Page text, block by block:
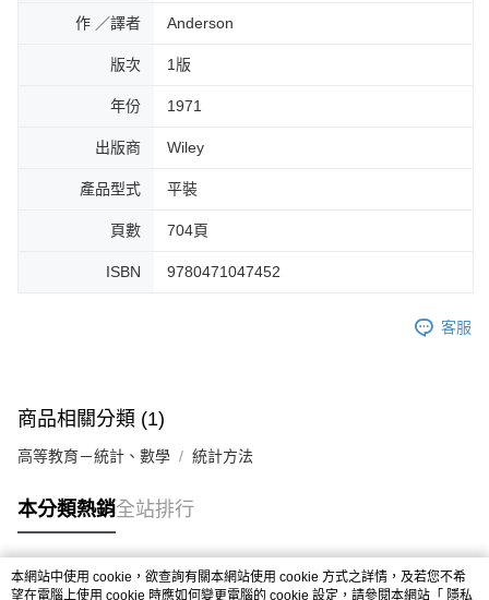
作 ／譯者 Anderson
版次 1版
年份 1971
出版商 Wiley
產品型式 平裝
頁數 704頁
ISBN 9780471047452
客服
商品相關分類 (1)
高等教育－統計、數學 統計方法
本分類熱銷全站排行
熱門標籤
本網站中使用 cookie，欲查詢有關本網站使用 cookie 方式之詳情，及若您不希
望在電腦上使用 cookie 時應如何變更電腦的 cookie 設定，請參閱本網站「 隱私